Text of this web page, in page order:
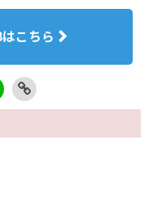
こちら
Link
Copy